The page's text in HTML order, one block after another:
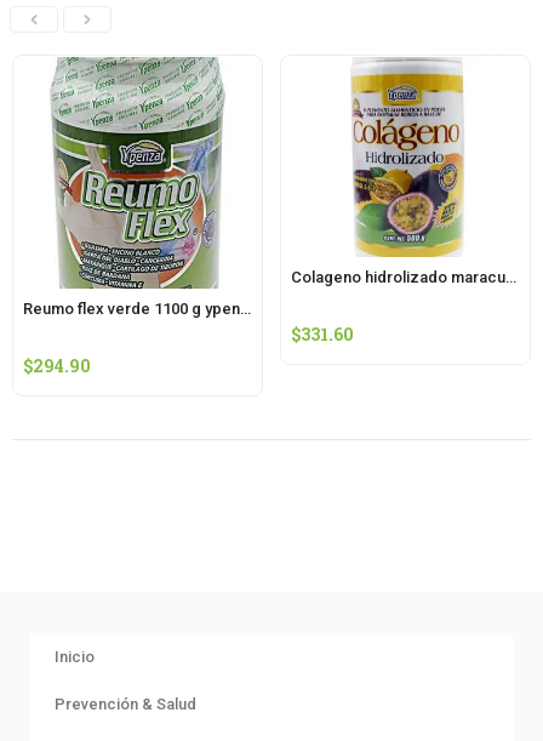
Reumo flex verde 1100 g ypenza
$294.90
Colageno hidrolizado maracuya 500 g ypenza
$331.60
Inicio
Prevención & Salud